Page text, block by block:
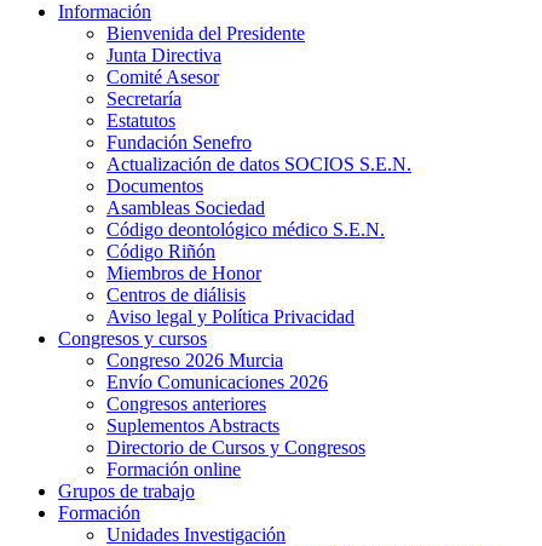
Información
Bienvenida del Presidente
Junta Directiva
Comité Asesor
Secretaría
Estatutos
Fundación Senefro
Actualización de datos SOCIOS S.E.N.
Documentos
Asambleas Sociedad
Código deontológico médico S.E.N.
Código Riñón
Miembros de Honor
Centros de diálisis
Aviso legal y Política Privacidad
Congresos y cursos
Congreso 2026 Murcia
Envío Comunicaciones 2026
Congresos anteriores
Suplementos Abstracts
Directorio de Cursos y Congresos
Formación online
Grupos de trabajo
Formación
Unidades Investigación